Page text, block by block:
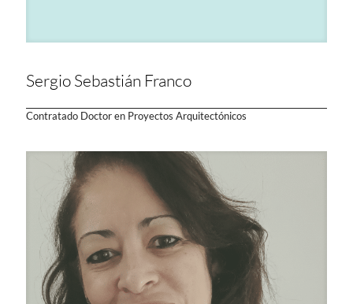
Sergio Sebastián Franco
Contratado Doctor en Proyectos Arquitectónicos